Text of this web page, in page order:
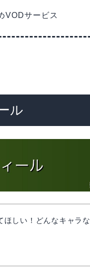
VODサービス
ル
ほしい！どんなキャラな